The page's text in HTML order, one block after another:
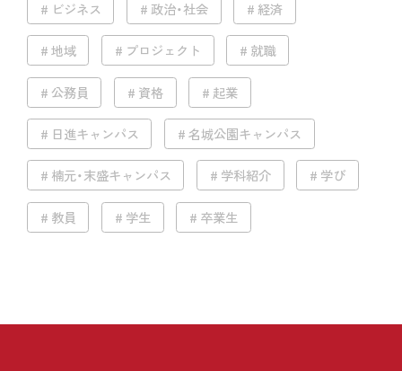
ビジネス 政治・社会 経済
地域 プロジェクト 就職
公務員 資格 起業
日進キャンパス 名城公園キャンパス
楠元・末盛キャンパス 学科紹介 学び
教員 学生 卒業生